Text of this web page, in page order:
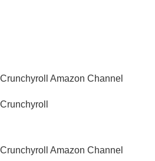
Crunchyroll Amazon Channel
Crunchyroll
Crunchyroll Amazon Channel